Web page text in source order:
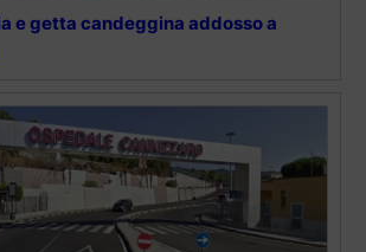
e getta candeggina addosso a